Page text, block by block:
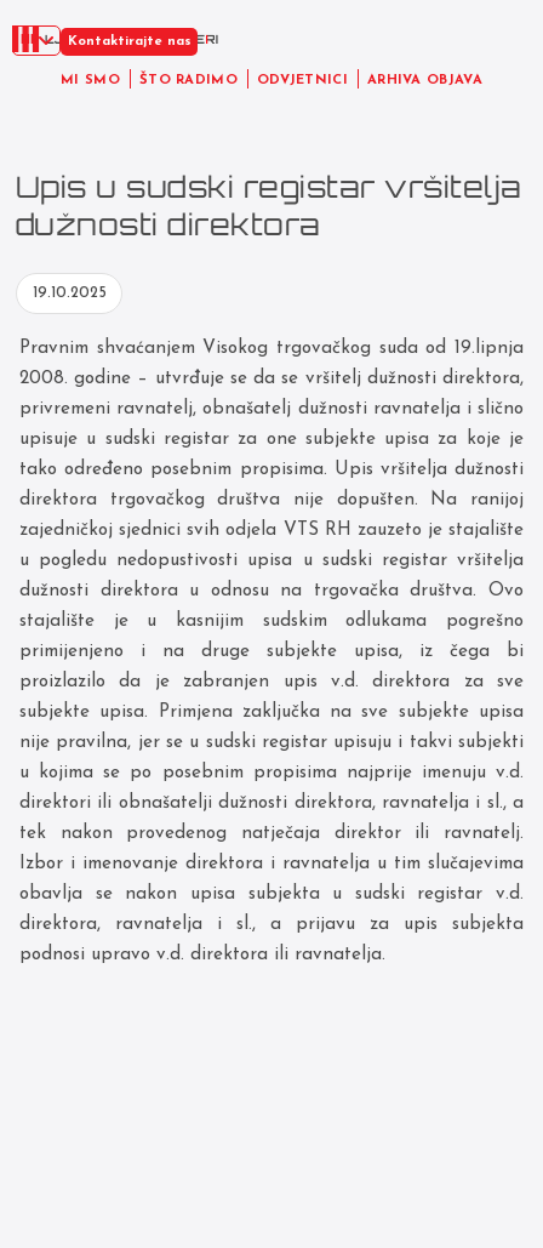
MI SMO ŠTO RADIMO ODVJETNICI ARHIVA OBJAVA
Kontaktirajte nas
Upis u sudski registar vršitelja
dužnosti direktora
19.10.2025
Pravnim shvaćanjem Visokog trgovačkog suda od 19.lipnja
2008. godine – utvrđuje se da se vršitelj dužnosti direktora,
privremeni ravnatelj, obnašatelj dužnosti ravnatelja i slično
upisuje u sudski registar za one subjekte upisa za koje je
tako određeno posebnim propisima. Upis vršitelja dužnosti
direktora trgovačkog društva nije dopušten. Na ranijoj
zajedničkoj sjednici svih odjela VTS RH zauzeto je stajalište
u pogledu nedopustivosti upisa u sudski registar vršitelja
dužnosti direktora u odnosu na trgovačka društva. Ovo
stajalište je u kasnijim sudskim odlukama pogrešno
primijenjeno i na druge subjekte upisa, iz čega bi
proizlazilo da je zabranjen upis v.d. direktora za sve
subjekte upisa. Primjena zaključka na sve subjekte upisa
nije pravilna, jer se u sudski registar upisuju i takvi subjekti
u kojima se po posebnim propisima najprije imenuju v.d.
direktori ili obnašatelji dužnosti direktora, ravnatelja i sl., a
tek nakon provedenog natječaja direktor ili ravnatelj.
Izbor i imenovanje direktora i ravnatelja u tim slučajevima
obavlja se nakon upisa subjekta u sudski registar v.d.
direktora, ravnatelja i sl., a prijavu za upis subjekta
podnosi upravo v.d. direktora ili ravnatelja.